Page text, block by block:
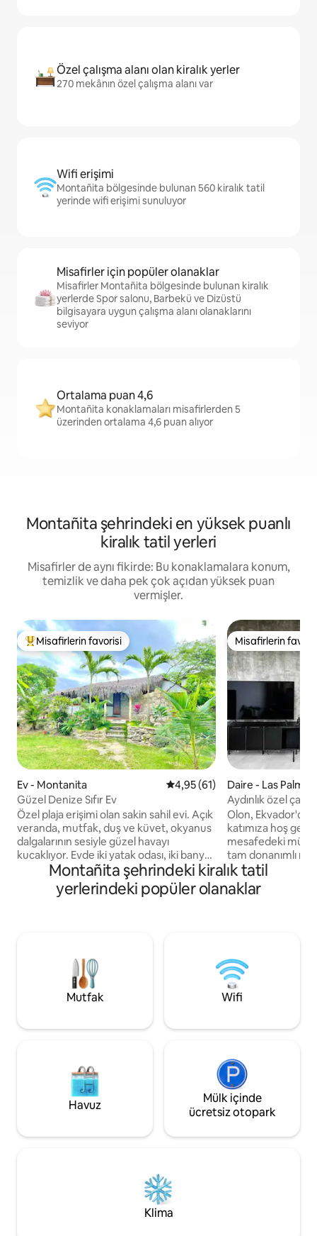
Özel çalışma alanı olan kiralık yerler
270 mekânın özel çalışma alanı var
Wifi erişimi
Montañita bölgesinde bulunan 560 kiralık tatil
yerinde wifi erişimi sunuluyor
Misafirler için popüler olanaklar
Misafirler Montañita bölgesinde bulunan kiralık
yerlerde Spor salonu, Barbekü ve Dizüstü
bilgisayara uygun çalışma alanı olanaklarını
seviyor
Ortalama puan 4,6
Montañita konaklamaları misafirlerden 5
üzerinden ortalama 4,6 puan alıyor
Montañita şehrindeki en yüksek puanlı
kiralık tatil yerleri
Misafirler de aynı fikirde: Bu konaklamalara konum,
temizlik ve daha pek çok açıdan yüksek puan
vermişler.
Misafirlerin favorilerinden en beğenilenler arasında
Misafirlerin favorisi
Ev - Montanita 5 üzerinden ortalama 4,95
4,95 (61)
Güzel Denize Sıfır Ev
Özel plaja erişimi olan sakin sahil evi. Açık
veranda, mutfak, duş ve küvet, okyanus
dalgalarının sesiyle güzel havayı
kucaklıyor. Evde iki yatak odası, iki banyo,
iki çift kişilik yatak ve çatı katında bir tek
kişilik yatak bulunmaktadır. Ana yatak
odasında elektrik jeneratörü ve 850
Montanita'ya 15 dakika yürüme
mesafesindedir. Sağlıklı bir uykuya
dalarken Montañita'nın keyfini çıkarın.
Misafirlerin
Misafirlerin
Daire - Las Palmas
Aydınlık özel çatı
Olon, Ekvador'daki
katımıza hoş
mesafedeki
tam donanımlı
sunmaktadır. Ortak havuzun keyfini
çıkarın ve
dinlenin. Çift
plajları keşfedin
yaşam tarzına
hemen
Montañita şehrindeki kiralık tatil
yerlerindeki popüler olanaklar
Mutfak Wifi
Havuz
Mülk içinde
ücretsiz otopark
Klima